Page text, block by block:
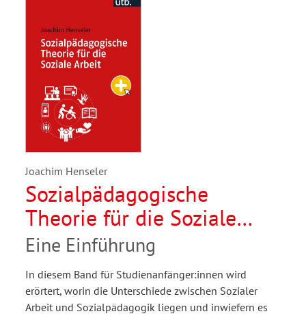
Joachim Henseler
Sozialpädagogische
Theorie für die Soziale
Arbeit
Eine Einführung
In diesem Band für Studienanfänger:innen wird
erörtert, worin die Unterschiede zwischen Sozialer
Arbeit und Sozialpädagogik liegen und inwiefern es